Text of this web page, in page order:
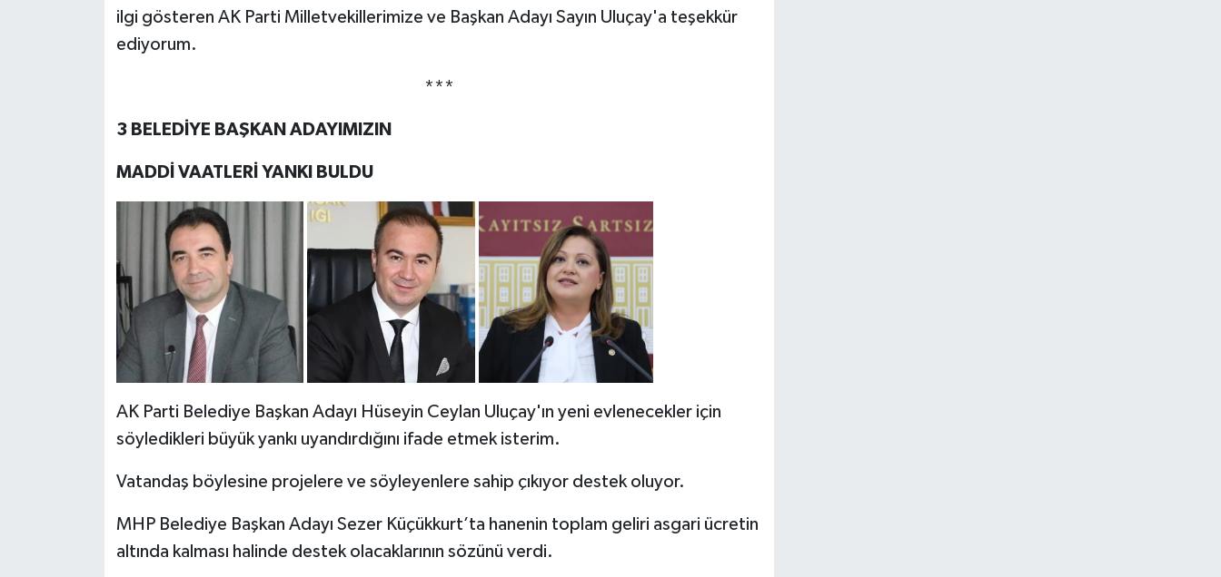
ilgi gösteren AK Parti Milletvekillerimize ve Başkan Adayı Sayın Uluçay'a teşekkür
ediyorum.
***
3 BELEDİYE BAŞKAN ADAYIMIZIN
MADDİ VAATLERİ YANKI BULDU
AK Parti Belediye Başkan Adayı Hüseyin Ceylan Uluçay'ın yeni evlenecekler için
söyledikleri büyük yankı uyandırdığını ifade etmek isterim.
Vatandaş böylesine projelere ve söyleyenlere sahip çıkıyor destek oluyor.
MHP Belediye Başkan Adayı Sezer Küçükkurt’ta hanenin toplam geliri asgari ücretin
altında kalması halinde destek olacaklarının sözünü verdi.